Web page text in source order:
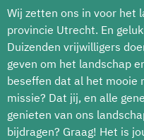
Wij zetten ons in voor het
provincie Utrecht. En
Duizenden vrijwilligers
geven om het landschap
beseffen dat al het mooie
missie? Dat jij, en alle
genieten van ons
bijdragen? Graag! Het is